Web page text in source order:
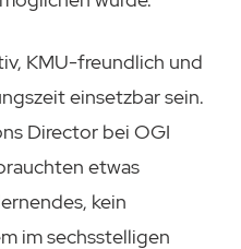
KMU-freundlich und
einsetzbar sein.
Director bei OGI
etwas
kein
im sechsstelligen